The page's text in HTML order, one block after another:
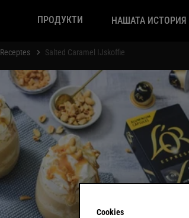
ПРОДУКТИ НАШАТА ИСТОРИЯ
Receptes Salted Caramel IJskoffie
Cookies